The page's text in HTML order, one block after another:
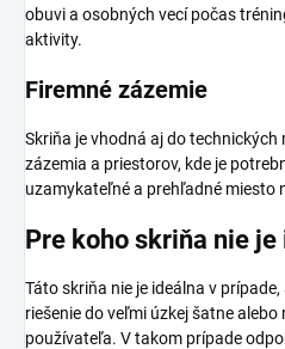
obuvi a osobných vecí počas
aktivity.
Firemné zázemie
Skriňa je vhodná aj do
zázemia a priestorov, kde je
uzamykateľné a prehľadné miesto
Pre koho skriňa nie je
Táto skriňa nie je ideálna v
riešenie do veľmi úzkej šatne
používateľa. V takom prípade